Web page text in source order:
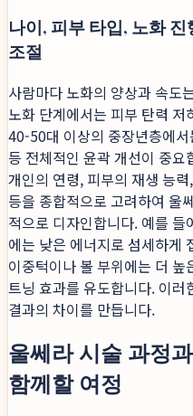
나이, 피부 타입, 노화
조절
사람마다 노화의 양상과 속도
노화 단계에서는 피부 탄력
40-50대 이상의 중장년층에
등 전체적인 윤곽 개선이 중요
개인의 연령, 피부의 재생 능
등을 종합적으로 고려하여 울
적으로 디자인합니다. 예를
에는 낮은 에너지로 섬세하게
이중턱이나 볼 부위에는 더
트닝 효과를 유도합니다. 이
결과의 차이를 만듭니다.
울쎄라 시술 과정
함께할 여정